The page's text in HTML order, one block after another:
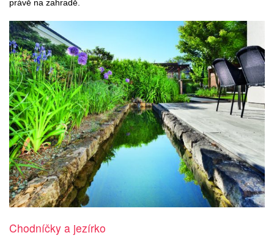
právě na zahradě.
Chodníčky a jezírko